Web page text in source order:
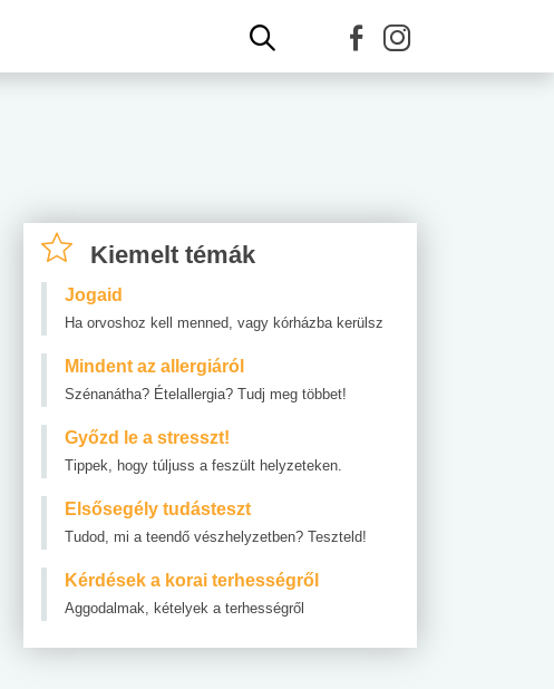
Kiemelt témák
Jogaid
Ha orvoshoz kell menned, vagy kórházba kerülsz
Mindent az allergiáról
Szénanátha? Ételallergia? Tudj meg többet!
Győzd le a stresszt!
Tippek, hogy túljuss a feszült helyzeteken.
Elsősegély tudásteszt
Tudod, mi a teendő vészhelyzetben? Teszteld!
Kérdések a korai terhességről
Aggodalmak, kételyek a terhességről